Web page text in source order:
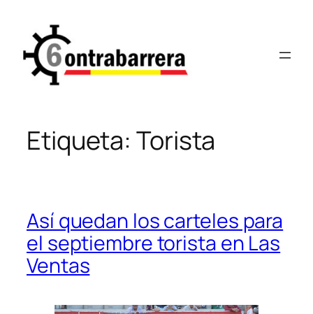
contenido
Etiqueta: Torista
Así quedan los carteles para
el septiembre torista en Las
Ventas